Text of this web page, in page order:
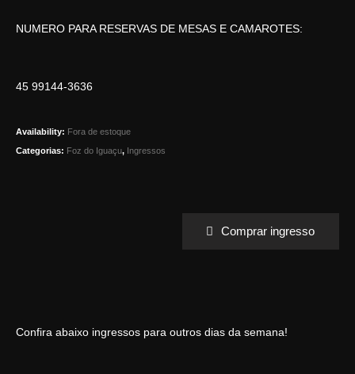
NUMERO PARA RESERVAS DE MESAS E CAMAROTES:
45 99144-3636
Availability: Fora de estoque
Categorias: Foz do Iguaçu, Ingressos
Comprar ingresso
Confira abaixo ingressos para outros dias da semana!